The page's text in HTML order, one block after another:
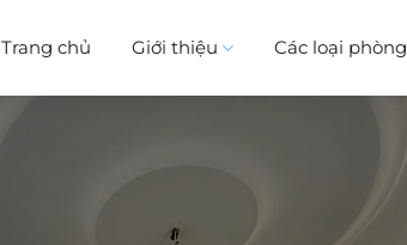
Trang chủ Giới thiệu Các loại phòng